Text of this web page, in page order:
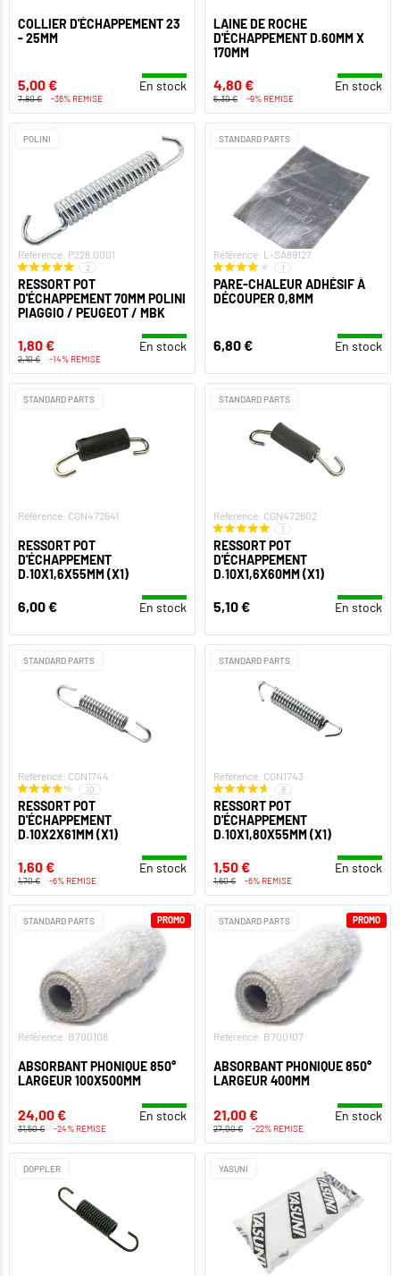
COLLIER D'ÉCHAPPEMENT 23
- 25MM
5,00 € En stock
7,80 € -36% REMISE
LAINE DE ROCHE
D'ÉCHAPPEMENT D.60MM X
170MM
4,80 € En stock
5,30 € -9% REMISE
POLINI
Référence: P228.0001
2
RESSORT POT
D'ÉCHAPPEMENT 70MM POLINI
PIAGGIO / PEUGEOT / MBK
1,80 € En stock
2,10 € -14% REMISE
STANDARD PARTS
Référence: L-SA89127
1
PARE-CHALEUR ADHÉSIF À
DÉCOUPER 0,8MM
6,80 € En stock
STANDARD PARTS
Référence: CGN472641
RESSORT POT
D'ÉCHAPPEMENT
D.10X1,6X55MM (X1)
6,00 € En stock
STANDARD PARTS
Référence: CGN472602
1
RESSORT POT
D'ÉCHAPPEMENT
D.10X1,6X60MM (X1)
5,10 € En stock
STANDARD PARTS
Référence: CGN1744
10
RESSORT POT
D'ÉCHAPPEMENT
D.10X2X61MM (X1)
1,60 € En stock
1,70 € -6% REMISE
STANDARD PARTS
Référence: CGN1743
8
RESSORT POT
D'ÉCHAPPEMENT
D.10X1,80X55MM (X1)
1,50 € En stock
1,60 € -6% REMISE
STANDARD PARTS
Référence: B700108
ABSORBANT PHONIQUE 850°
LARGEUR 100X500MM
24,00 € En stock
31,50 € -24% REMISE
PROMO STANDARD PARTS
Référence: B700107
ABSORBANT PHONIQUE 850°
LARGEUR 400MM
21,00 € En stock
27,00 € -22% REMISE
PROMO
DOPPLER YASUNI